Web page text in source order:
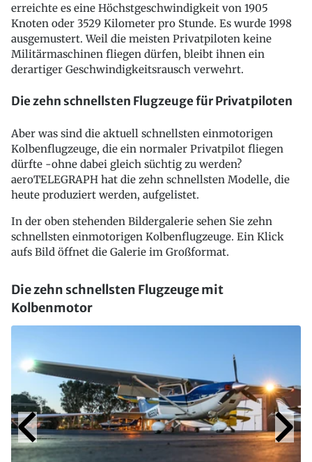
erreichte es eine Höchstgeschwindigkeit von 1905
Knoten oder 3529 Kilometer pro Stunde. Es wurde 1998
ausgemustert. Weil die meisten Privatpiloten keine
Militärmaschinen fliegen dürfen, bleibt ihnen ein
derartiger Geschwindigkeitsrausch verwehrt.
Die zehn schnellsten Flugzeuge für Privatpiloten
Aber was sind die aktuell schnellsten einmotorigen
Kolbenflugzeuge, die ein normaler Privatpilot fliegen
dürfte -ohne dabei gleich süchtig zu werden?
aeroTELEGRAPH hat die zehn schnellsten Modelle, die
heute produziert werden, aufgelistet.
In der oben stehenden Bildergalerie sehen Sie zehn
schnellsten einmotorigen Kolbenflugzeuge. Ein Klick
aufs Bild öffnet die Galerie im Großformat.
Die zehn schnellsten Flugzeuge mit
Kolbenmotor